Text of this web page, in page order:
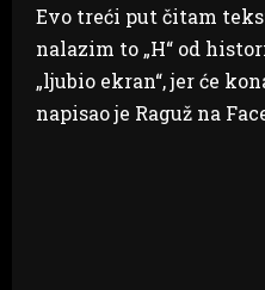
Evo treći put čitam
nalazim to „H“ od
„ljubio ekran“, jer će
napisao je Raguž na